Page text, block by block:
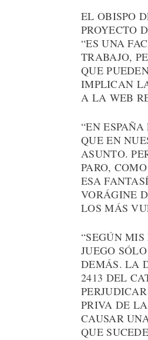
EL OBISPO
PROYECTO
“ES UNA
TRABAJO,
QUE
IMPLICAN
A LA WEB
“EN
QUE EN
ASUNTO.
PARO,
ESA
VORÁGINE
LOS MÁS
“SEGÚN
JUEGO
DEMÁS. LA
2413 DEL
PRIVA DE
CAUSAR
QUE